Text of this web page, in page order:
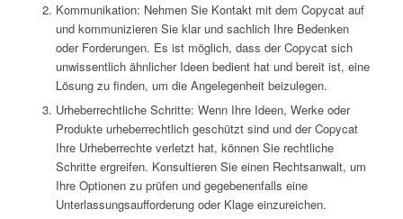
Kommunikation: Nehmen Sie Kontakt mit dem Copycat auf
und kommunizieren Sie klar und sachlich Ihre Bedenken
oder Forderungen. Es ist möglich, dass der Copycat sich
unwissentlich ähnlicher Ideen bedient hat und bereit ist, eine
Lösung zu finden, um die Angelegenheit beizulegen.
Urheberrechtliche Schritte: Wenn Ihre Ideen, Werke oder
Produkte urheberrechtlich geschützt sind und der Copycat
Ihre Urheberrechte verletzt hat, können Sie rechtliche
Schritte ergreifen. Konsultieren Sie einen Rechtsanwalt, um
Ihre Optionen zu prüfen und gegebenenfalls eine
Unterlassungsaufforderung oder Klage einzureichen.